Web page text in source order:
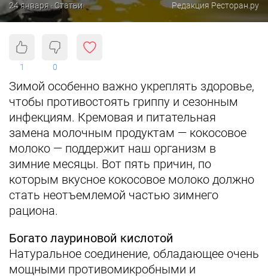
24 января · Статьи Редакция Ресторан.ру
1 0
Зимой особенно важно укреплять здоровье,
чтобы противостоять гриппу и сезонным
инфекциям. Кремовая и питательная
замена молочным продуктам — кокосовое
молоко — поддержит наш организм в
зимние месяцы. Вот пять причин, по
которым вкусное кокосовое молоко должно
стать неотъемлемой частью зимнего
рациона.
Богато лауриновой кислотой
Натуральное соединение, обладающее очень
мощными противомикробными и